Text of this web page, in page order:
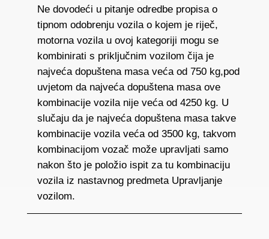
Ne dovodeći u pitanje odredbe propisa o
tipnom odobrenju vozila o kojem je riječ,
motorna vozila u ovoj kategoriji mogu se
kombinirati s priključnim vozilom čija je
najveća dopuštena masa veća od 750 kg,pod
uvjetom da najveća dopuštena masa ove
kombinacije vozila nije veća od 4250 kg. U
slučaju da je najveća dopuštena masa takve
kombinacije vozila veća od 3500 kg, takvom
kombinacijom vozač može upravljati samo
nakon što je položio ispit za tu kombinaciju
vozila iz nastavnog predmeta Upravljanje
vozilom.